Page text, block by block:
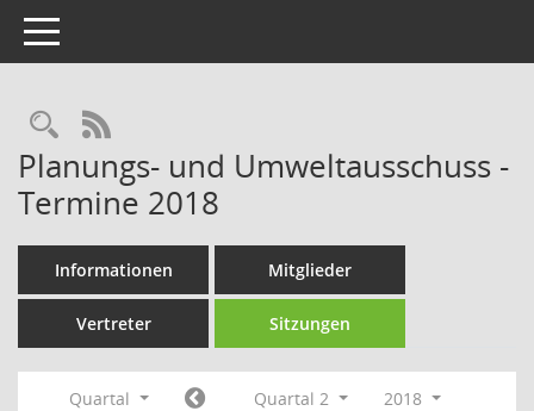
Toggle navigation
Rechercheauswahl
RSS-Feed
Planungs- und Umweltausschuss -
Termine 2018
Informationen Mitglieder
Vertreter Sitzungen
Quartal Quartal 2
2018